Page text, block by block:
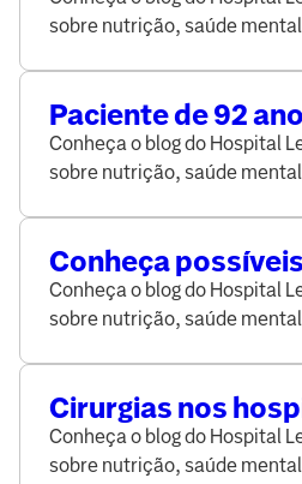
Hipertensão
sobre nutrição, saúde
Paciente de 92
do Coronavírus
Leforte
Conheça o blog do Hospital
sobre nutrição, saúde
Conheça
Coronavírus no
Conheça o blog do Hospital
sobre nutrição, saúde
Cirurgias nos
Grupo Leforte
pandemia de
Conheça o blog do Hospital
sobre nutrição, saúde